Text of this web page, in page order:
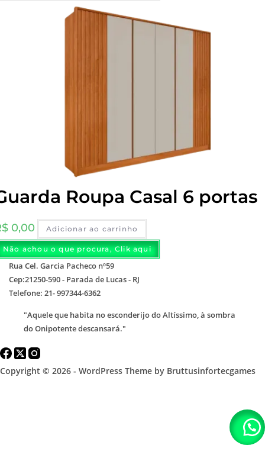
Roupa Casal 6 portas
0,00 Adicionar ao carrinho
Não achou o que procura, Clik aqui
Rua Cel. Garcia Pacheco nº59
Cep:21250-590 - Parada de Lucas - RJ
Telefone: 21- 997344-6362
"Aquele que habita no esconderijo do Altíssimo, à sombra
do Onipotente descansará."
Copyright © 2026 - WordPress Theme by Bruttusinfortecgames